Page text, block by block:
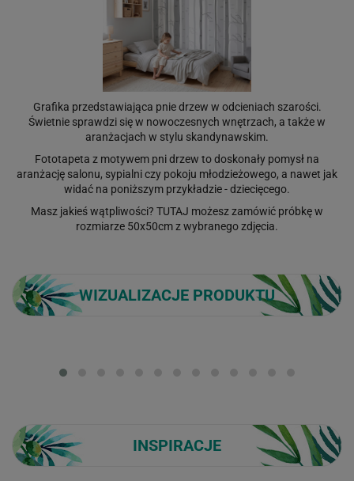
Grafika przedstawiająca pnie drzew w odcieniach szarości.
Świetnie sprawdzi się w nowoczesnych wnętrzach, a także w
aranżacjach w stylu skandynawskim.
Fototapeta z motywem pni drzew to doskonały pomysł na
aranżację salonu, sypialni czy pokoju młodzieżowego, a nawet jak
widać na poniższym przykładzie - dziecięcego.
Masz jakieś wątpliwości? TUTAJ możesz zamówić próbkę w
rozmiarze 50x50cm z wybranego zdjęcia.
WIZUALIZACJE PRODUKTU
INSPIRACJE